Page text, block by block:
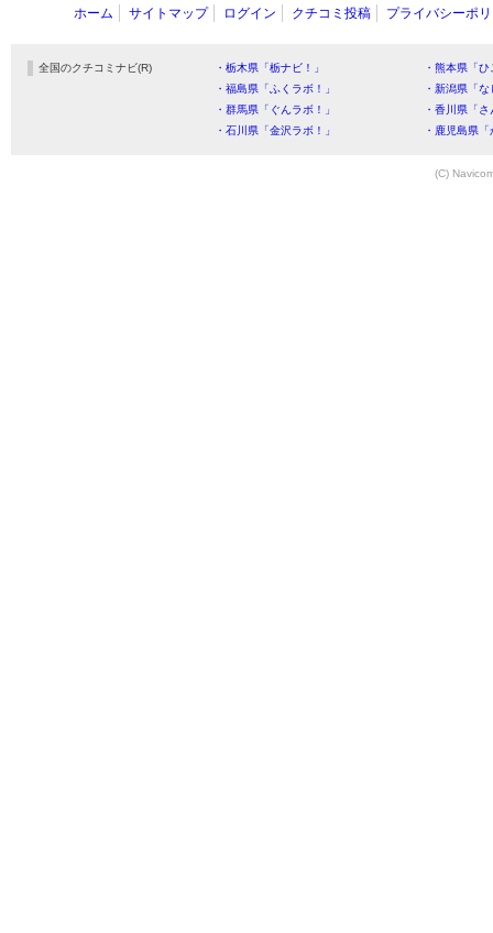
ホーム サイトマップ ログイン クチコミ投稿 プライバシーポ
全国のクチコミナビ(R) ・栃木県「栃ナビ！」
・熊本県「
・福島県「ふくラボ！」
・新潟県「
・群馬県「ぐんラボ！」
・香川県「
・石川県「金沢ラボ！」
・鹿児島県
(C)